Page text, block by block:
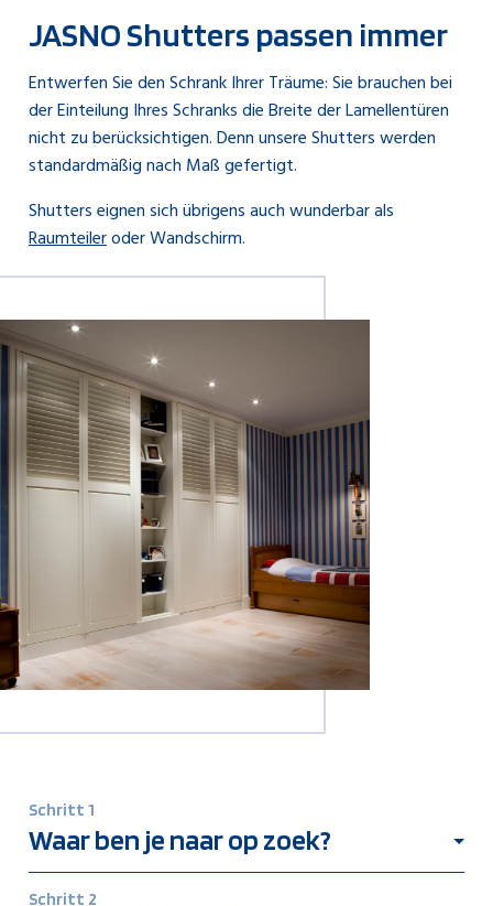
JASNO Shutters passen immer
Entwerfen Sie den Schrank Ihrer Träume: Sie brauchen bei
der Einteilung Ihres Schranks die Breite der Lamellentüren
nicht zu berücksichtigen. Denn unsere Shutters werden
standardmäßig nach Maß gefertigt.
Shutters eignen sich übrigens auch wunderbar als
Raumteileroder Wandschirm.
Schritt 1
Waar ben je naar op zoek?
Stuur ons een mail, bel, bezoekeen JASNO partnerof kom
Schritt 2